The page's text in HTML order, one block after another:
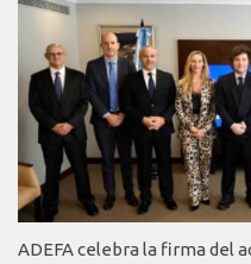
ADEFA celebra la firma del